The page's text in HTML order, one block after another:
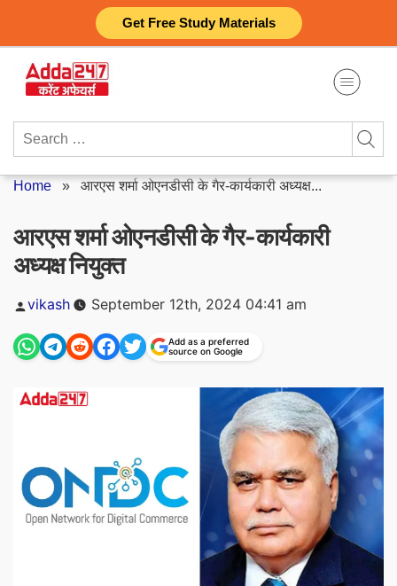
Get Free Study Materials
content
Search
Home » आरएस शर्मा ओएनडीसी के गैर-कार्यकारी अध्यक्ष...
आरएस शर्मा ओएनडीसी के गैर-कार्यकारी
अध्यक्ष नियुक्त
Posted
vikash September 12th, 2024 04:41 am
Add as a preferred
source on Google